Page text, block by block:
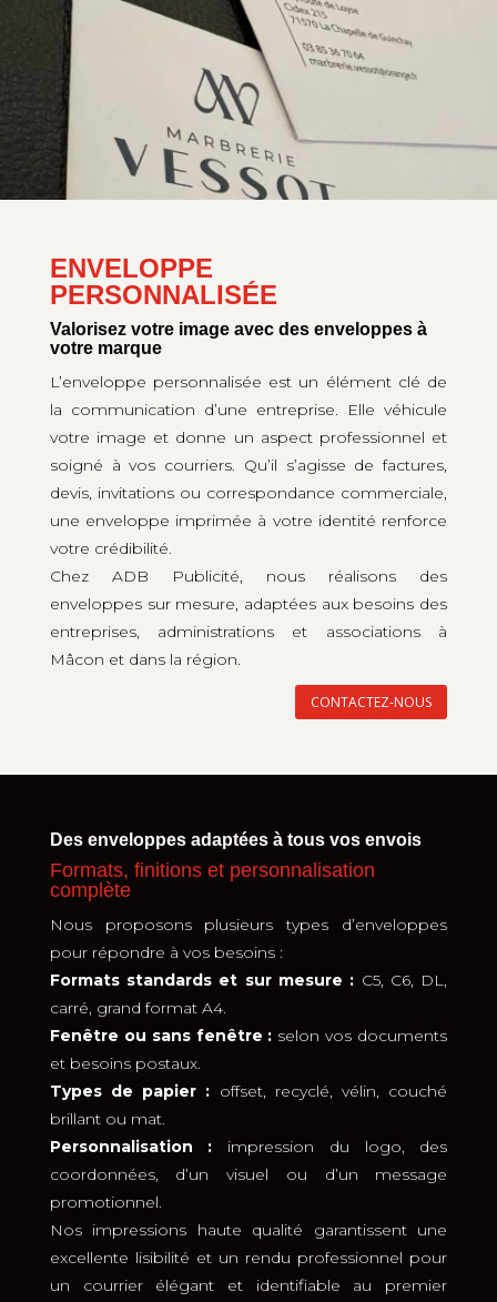
ENVELOPPE
PERSONNALISÉE
Valorisez votre image avec des enveloppes à
votre marque
L’enveloppe personnalisée est un élément clé de
la communication d’une entreprise. Elle véhicule
votre image et donne un aspect professionnel et
soigné à vos courriers. Qu’il s’agisse de factures,
devis, invitations ou correspondance commerciale,
une enveloppe imprimée à votre identité renforce
votre crédibilité.
Chez ADB Publicité, nous réalisons des
enveloppes sur mesure, adaptées aux besoins des
entreprises, administrations et associations à
Mâcon et dans la région.
CONTACTEZ-NOUS
Des enveloppes adaptées à tous vos envois
Formats, finitions et personnalisation
complète
Nous proposons plusieurs types d’enveloppes
pour répondre à vos besoins :
Formats standards et sur mesure : C5, C6, DL,
carré, grand format A4.
Fenêtre ou sans fenêtre : selon vos documents
et besoins postaux.
Types de papier : offset, recyclé, vélin, couché
brillant ou mat.
Personnalisation : impression du logo, des
coordonnées, d’un visuel ou d’un message
promotionnel.
Nos impressions haute qualité garantissent une
excellente lisibilité et un rendu professionnel pour
un courrier élégant et identifiable au premier